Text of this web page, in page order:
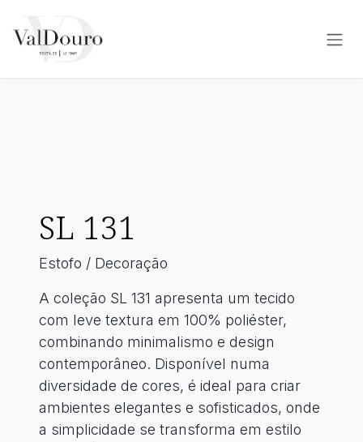
SL 131
Estofo / Decoração
A coleção SL 131 apresenta um tecido
com leve textura em 100% poliéster,
combinando minimalismo e design
contemporâneo. Disponível numa
diversidade de cores, é ideal para criar
ambientes elegantes e sofisticados, onde
a simplicidade se transforma em estilo